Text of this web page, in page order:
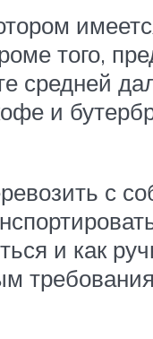
того,
средней
и
с
и как